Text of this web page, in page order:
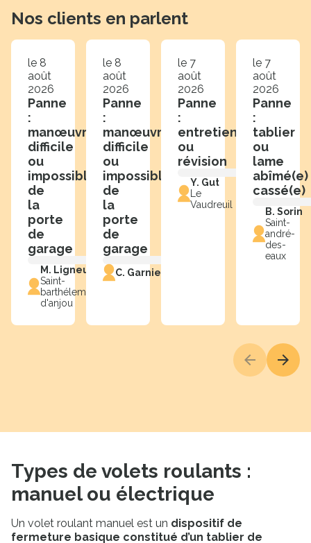
Nos clients en parlent
le 8
août
2026
Panne
:
manœuvre
difficile
ou
impossible
de
la
porte
de
garage
M. Ligneul
Saint-
barthélemy-
d'anjou
le 8
août
2026
Panne
:
manœuvre
difficile
ou
impossible
de
la
porte
de
garage
C. Garnier
le 7
août
2026
Panne
:
entretien
ou
révision
Y. Gut
Le
Vaudreuil
le 7
août
2026
Panne
:
tablier
ou
lame
abîmé(e)
cassé(e)
B. Sorin
Saint-
andré-
des-
eaux
Précédent
Types de volets roulants :
manuel ou électrique
Un volet roulant manuel est un dispositif de
fermeture basique constitué d’un tablier de